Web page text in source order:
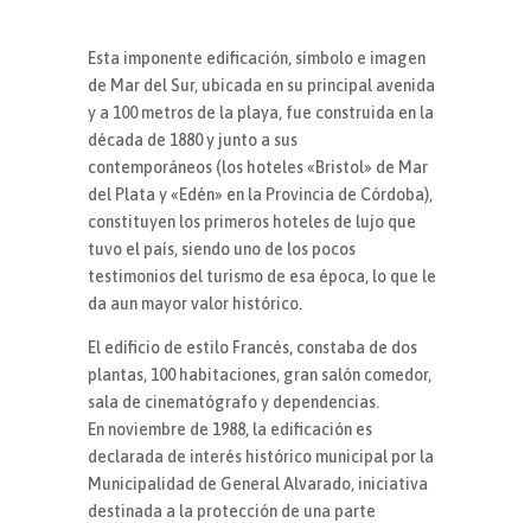
Esta imponente edificación, símbolo e imagen
de Mar del Sur, ubicada en su principal avenida
y a 100 metros de la playa, fue construida en la
década de 1880 y junto a sus
contemporáneos (los hoteles «Bristol» de Mar
del Plata y «Edén» en la Provincia de Córdoba),
constituyen los primeros hoteles de lujo que
tuvo el país, siendo uno de los pocos
testimonios del turismo de esa época, lo que le
da aun mayor valor histórico.
El edificio de estilo Francés, constaba de dos
plantas, 100 habitaciones, gran salón comedor,
sala de cinematógrafo y dependencias.
En noviembre de 1988, la edificación es
declarada de interés histórico municipal por la
Municipalidad de General Alvarado, iniciativa
destinada a la protección de una parte